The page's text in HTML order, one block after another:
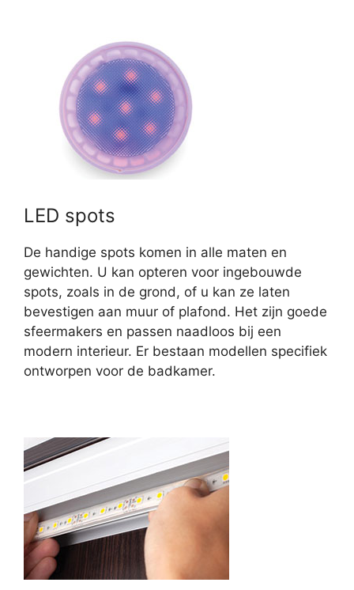
LED spots
De handige spots komen in alle maten en
gewichten. U kan opteren voor ingebouwde
spots, zoals in de grond, of u kan ze laten
bevestigen aan muur of plafond. Het zijn goede
sfeermakers en passen naadloos bij een
modern interieur. Er bestaan modellen specifiek
ontworpen voor de badkamer.